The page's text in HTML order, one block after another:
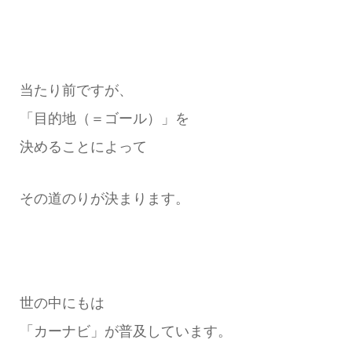
当たり前ですが、
「目的地（＝ゴール）」を
決めることによって
その道のりが決まります。
世の中にもは
「カーナビ」が普及しています。